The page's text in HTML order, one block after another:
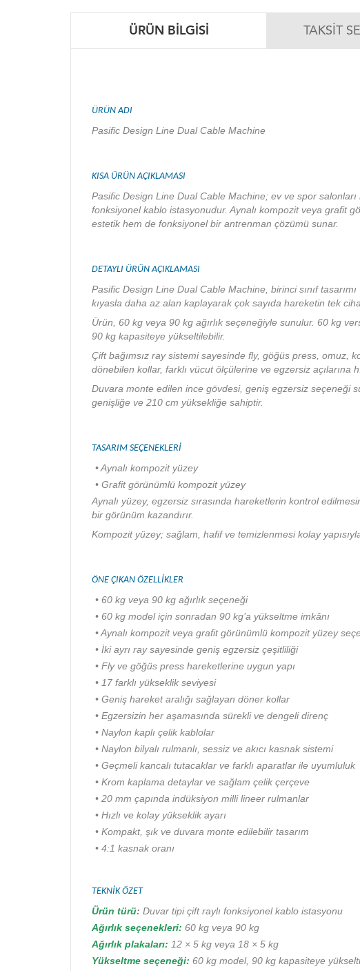
ÜRÜN BILGISI TAKSIT
ÜRÜN ADI
Pasific Design Line Dual Cable Machine
KISA ÜRÜN AÇIKLAMASI
Pasific Design Line Dual Cable Machine; ev ve spor
fonksiyonel kablo istasyonudur. Aynalı kompozit veya grafit
estetik hem de fonksiyonel bir antrenman çözümü sunar.
DETAYLI ÜRÜN AÇIKLAMASI
Pasific Design Line Dual Cable Machine, birinci sınıf
kıyasla daha az alan kaplayarak çok sayıda hareketin tek
Ürün, 60 kg veya 90 kg ağırlık seçeneğiyle sunulur. 60 kg
90 kg kapasiteye yükseltilebilir.
Çift bağımsız ray sistemi sayesinde fly, göğüs press, omuz,
dönebilen kollar, farklı vücut ölçülerine ve egzersiz açılarına
Duvara monte edilen ince gövdesi, geniş egzersiz seçeneği
genişliğe ve 210 cm yüksekliğe sahiptir.
TASARIM SEÇENEKLERİ
• Aynalı kompozit yüzey
• Grafit görünümlü kompozit yüzey
Aynalı yüzey, egzersiz sırasında hareketlerin kontrol
bir görünüm kazandırır.
Kompozit yüzey; sağlam, hafif ve temizlenmesi kolay
ÖNE ÇIKAN ÖZELLİKLER
• 60 kg veya 90 kg ağırlık seçeneği
• 60 kg model için sonradan 90 kg’a yükseltme imkânı
• Aynalı kompozit veya grafit görünümlü kompozit yüzey
• İki ayrı ray sayesinde geniş egzersiz çeşitliliği
• Fly ve göğüs press hareketlerine uygun yapı
• 17 farklı yükseklik seviyesi
• Geniş hareket aralığı sağlayan döner kollar
• Egzersizin her aşamasında sürekli ve dengeli direnç
• Naylon kaplı çelik kablolar
• Naylon bilyalı rulmanlı, sessiz ve akıcı kasnak sistemi
• Geçmeli kancalı tutacaklar ve farklı aparatlar ile uyumluluk
• Krom kaplama detaylar ve sağlam çelik çerçeve
• 20 mm çapında indüksiyon milli lineer rulmanlar
• Hızlı ve kolay yükseklik ayarı
• Kompakt, şık ve duvara monte edilebilir tasarım
• 4:1 kasnak oranı
TEKNİK ÖZET
Ürün türü: Duvar tipi çift raylı fonksiyonel kablo istasyonu
Ağırlık seçenekleri: 60 kg veya 90 kg
Ağırlık plakaları: 12 × 5 kg veya 18 × 5 kg
Yükseltme seçeneği: 60 kg model, 90 kg kapasiteye